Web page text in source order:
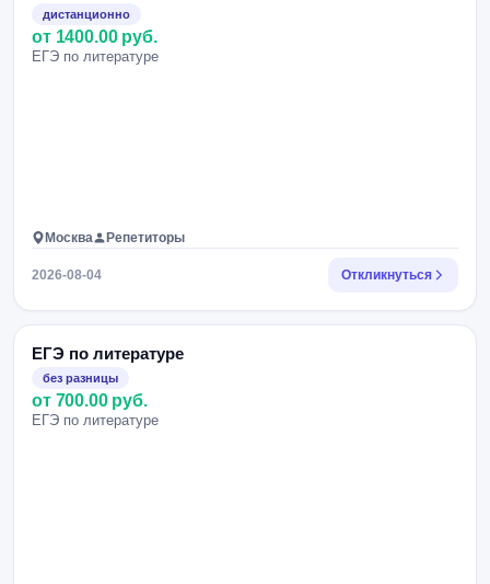
дистанционно
от 1400.00 руб.
ЕГЭ по литературе
Москва Репетиторы
2026-08-04 Откликнуться
ЕГЭ по литературе
без разницы
от 700.00 руб.
ЕГЭ по литературе